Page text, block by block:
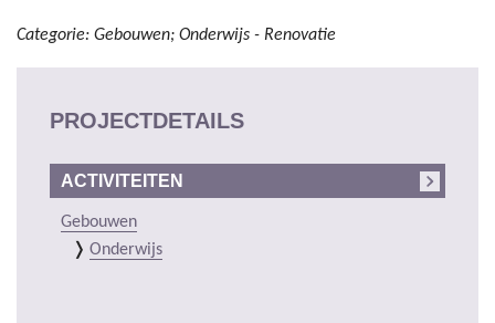
Categorie: Gebouwen; Onderwijs - Renovatie
PROJECTDETAILS
ACTIVITEITEN
Gebouwen
Onderwijs